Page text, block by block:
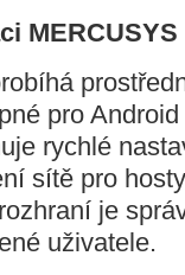
MERCUSYS
pro
rychlé
sítě pro
je
uživatele.